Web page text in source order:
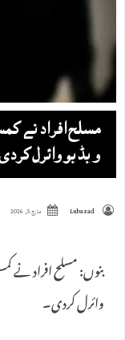
مسلح افراد نے
ویڈیو وائرل
Lubazad مارچ 5, 2026
بنوں: مسلح افراد نے
وائرل کردی۔